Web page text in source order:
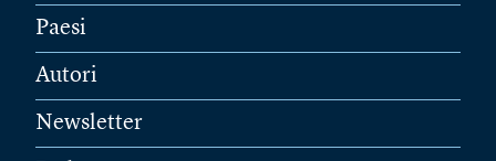
Paesi
Autori
Newsletter